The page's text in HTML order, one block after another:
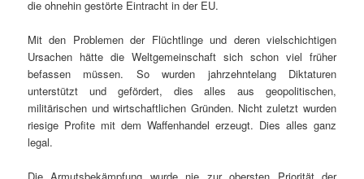
die ohnehin gestörte Eintracht in der EU.
Mit den Problemen der Flüchtlinge und deren vielschichtigen
Ursachen hätte die Weltgemeinschaft sich schon viel früher
befassen müssen. So wurden jahrzehntelang Diktaturen
unterstützt und gefördert, dies alles aus geopolitischen,
militärischen und wirtschaftlichen Gründen. Nicht zuletzt wurden
riesige Profite mit dem Waffenhandel erzeugt. Dies alles ganz
legal.